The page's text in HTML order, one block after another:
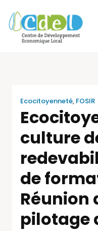
Ecocitoyenneté, FOSIR
culture
de
Réunion
pilotage